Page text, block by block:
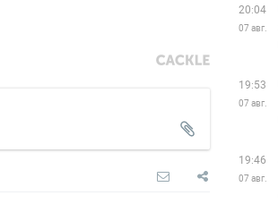
20:04
07 авг.
19:53
07 авг.
19:46
07 авг.